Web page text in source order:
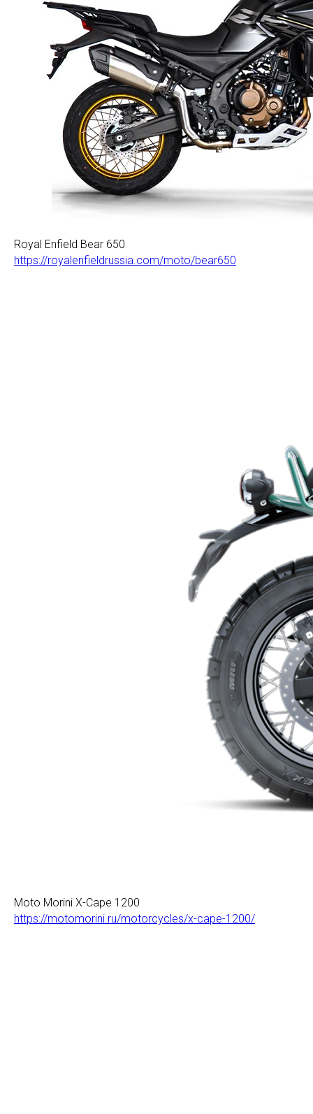
Royal Enfield Bear 650
https://royalenfieldrussia.com/moto/bear650
Moto Morini X-Cape 1200
https://motomorini.ru/motorcycles/x-cape-1200/